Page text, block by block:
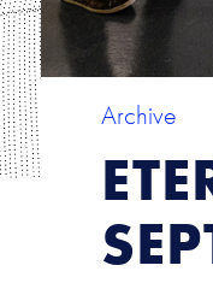
Archive